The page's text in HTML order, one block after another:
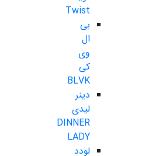
Twist
بی
ال
وی
کی
BLVK
دینر
لیدی
DINNER
LADY
لودد